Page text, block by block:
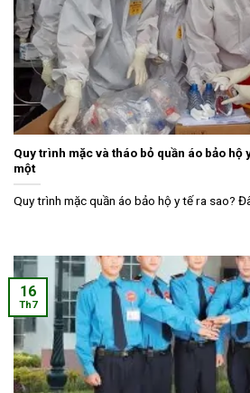
Quy trình mặc và tháo bỏ quần áo bảo hộ
một
Quy trình mặc quần áo bảo hộ y tế ra sao?
16
Th7